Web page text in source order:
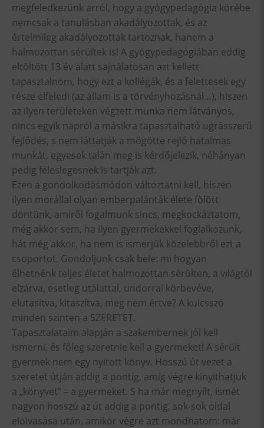
megfeledkezünk arról, hogy a gyógypedagógia körébe
nemcsak a tanulásban akadályozottak, és az
értelmileg akadályozottak tartoznak, hanem a
halmozottan sérültek is! A gyógypedagógiában eddig
eltöltött 13 év alatt sajnálatosan azt kellett
tapasztalnom, hogy ezt a kollégák, és a felettesek egy
része elfeledi (az állam is a törvényhozásnál…), hiszen
az ilyen területeken végzett munka nem látványos,
nincs egyik napról a másikra tapasztalható ugrásszerű
fejlődés, s nem láttatják a mögötte rejlő hatalmas
munkát, egyesek talán meg is kérdőjelezik, néhányan
pedig feleslegesnek is tartják azt.
Ezen a gondolkodásmódon változtatni kell, hiszen
ilyen morállal olyan emberpalánták élete fölött
döntünk, amiről fogalmunk sincs, megkockáztatom,
még akkor sem, ha ilyen gyermekekkel foglalkozunk,
hát még akkor, ha nem is ismerjük közelebbről ezt a
csoportot. Gondoljunk csak bele: mi hogyan
élhetnénk teljes életet halmozottan sérülten, a világtól
elzárva, esetleg utálattal, undorral körbevéve,
elutasítva, kitaszítva, meg nem értve? A kulcsszó
minden szinten a SZERETET.
Tapasztalataim alapján a szakembernek jól kell
ismerni, és főleg szeretnie kell a gyermeket! A sérült
gyermek nem egy nyitott könyv. Hosszú út vezet a
szeretet útján addig a pontig, amíg végre kinyithatjuk
a „könyvet” – a gyermeket. S ha már megnyílt, ismét
nagyon hosszú az út addig a pontig, sok-sok oldal
elolvasása után, amikor végre azt mondhatom: már